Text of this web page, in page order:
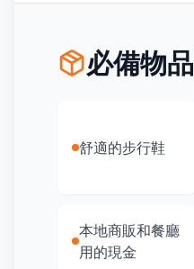
必備物品
舒適的步行鞋
本地商販和餐廳
用的現金